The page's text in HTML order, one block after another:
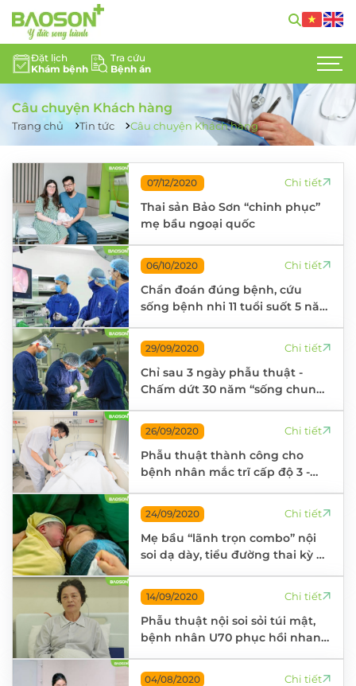
Đặt lịch
Khám bệnh
Tra cứu
Bệnh án
GIỚI THIỆU
CHUYÊN KHOA
ĐỘI NGŨ CHUYÊN GIA
TIN TỨC
HỖ TRỢ KHÁCH HÀNG
LIÊN HỆ
TUYỂN DỤNG
Câu chuyện Khách hàng
Trang chủ Tin tức Câu chuyện Khách hàng
07/12/2020
Thai sản Bảo Sơn “chinh phục”
mẹ bầu ngoại quốc
Chi tiết
06/10/2020
Chẩn đoán đúng bệnh, cứu
sống bệnh nhi 11 tuổi suốt 5 năm
Chi tiết
29/09/2020
Chỉ sau 3 ngày phẫu thuật -
Chấm dứt 30 năm “sống chung”
Chi tiết
26/09/2020
Phẫu thuật thành công cho
bệnh nhân mắc trĩ cấp độ 3 -
ngày
Chi tiết
24/09/2020
Mẹ bầu “lãnh trọn combo” nội
soi dạ dày, tiểu đường thai kỳ &
tại Bảo Sơn
Chi tiết
14/09/2020
Phẫu thuật nội soi sỏi túi mật,
bệnh nhân U70 phục hồi nhanh
Chi tiết
04/08/2020 Chi tiết